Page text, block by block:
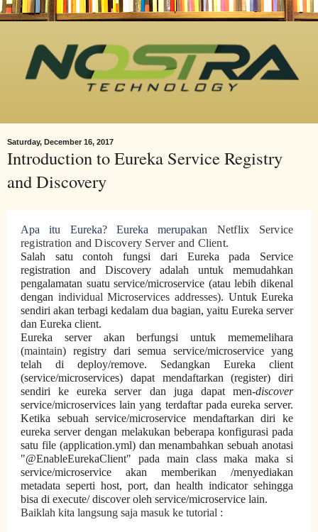
Saturday, December 16, 2017
Introduction to Eureka Service Registry
and Discovery
Apa itu Eureka? Eureka merupakan Netflix Service
registration and Discovery Server and Client.
Salah satu contoh fungsi dari Eureka pada Service
registration and Discovery adalah untuk memudahkan
pengalamatan suatu service/microservice (atau lebih dikenal
dengan individual Microservices addresses). Untuk Eureka
sendiri akan terbagi kedalam dua bagian, yaitu Eureka server
dan Eureka client.
Eureka server akan berfungsi untuk mememelihara
(maintain) registry dari semua service/microservice yang
telah di deploy/remove. Sedangkan Eureka client
(service/microservices) dapat mendaftarkan (register) diri
sendiri ke eureka server dan juga dapat men-discover
service/microservices lain yang terdaftar pada eureka server.
Ketika sebuah service/microservice mendaftarkan diri ke
eureka server dengan melakukan beberapa konfigurasi pada
satu file (application.yml) dan menambahkan sebuah anotasi
"@EnableEurekaClient" pada main class maka maka si
service/microservice akan memberikan /menyediakan
metadata seperti host, port, dan health indicator sehingga
bisa di execute/ discover oleh service/microservice lain.
Baiklah kita langsung saja masuk ke tutorial :